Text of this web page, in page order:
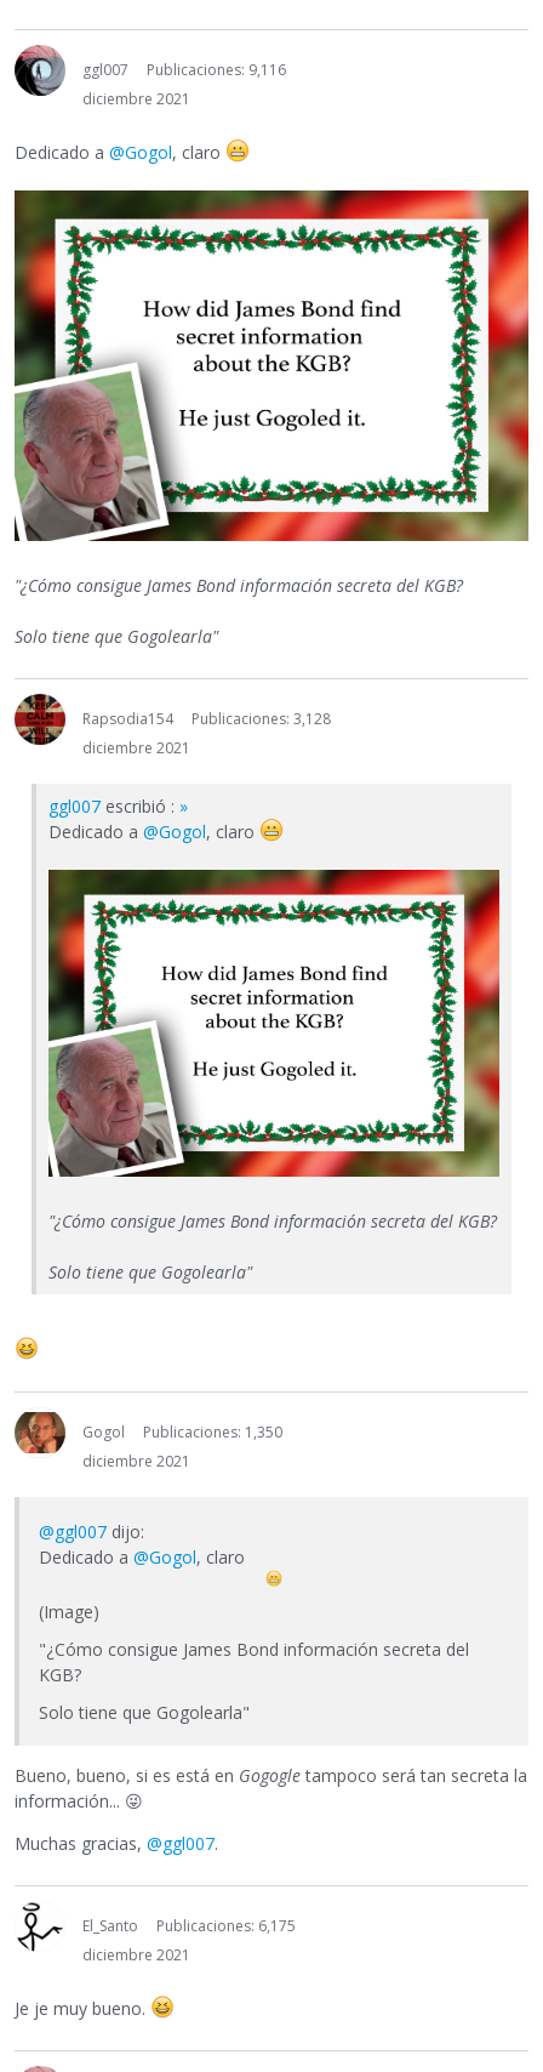
ggl007
Publicaciones: 9,116
diciembre 2021
Dedicado a @Gogol, claro
"¿Cómo consigue James Bond información secreta del KGB?
Solo tiene que Gogolearla"
Rapsodia154
Publicaciones: 3,128
diciembre 2021
ggl007 escribió : »
Dedicado a @Gogol, claro
"¿Cómo consigue James Bond información secreta del KGB?
Solo tiene que Gogolearla"
Gogol
Publicaciones: 1,350
diciembre 2021
@ggl007 dijo:
Dedicado a @Gogol, claro
(Image)
"¿Cómo consigue James Bond información secreta del
KGB?
Solo tiene que Gogolearla"
Bueno, bueno, si es está en Gogogletampoco será tan secreta la
información... 😜
Muchas gracias, @ggl007.
El_Santo
Publicaciones: 6,175
diciembre 2021
Je je muy bueno.